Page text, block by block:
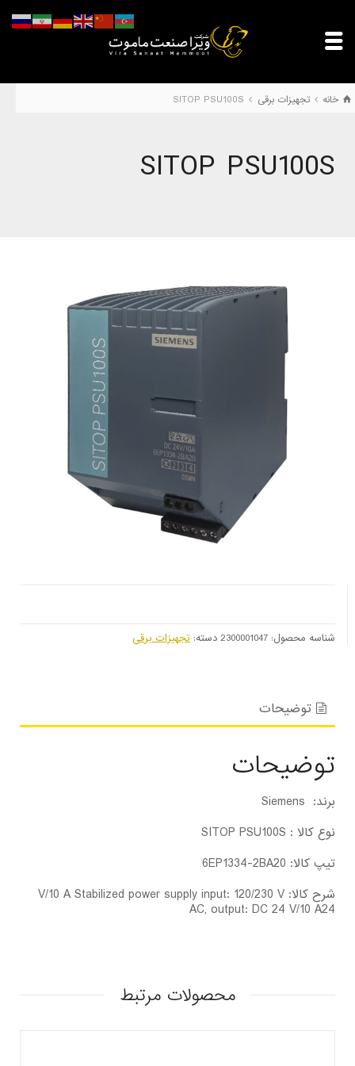
خانه تجهیزات برقی SITOP PSU100S
SITOP PSU100S
شناسه محصول: 2300001047 دسته: تجهیزات برقی
توضیحات
توضیحات
برند: Siemens
نوع کالا : SITOP PSU100S
تیپ کالا: 6EP1334-2BA20
شرح کالا: V/10 A Stabilized power supply input: 120/230 V
AC, output: DC 24 V/10 A24
محصولات مرتبط